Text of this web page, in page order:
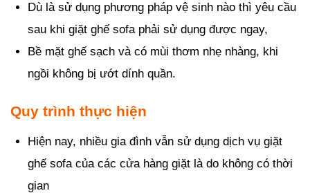
Dù là sử dụng phương pháp vệ sinh nào thì yêu cầu
sau khi giặt ghế sofa phải sử dụng được ngay,
Bề mặt ghế sạch và có mùi thơm nhẹ nhàng, khi
ngồi không bị ướt dính quần.
Quy trình thực hiện
Hiện nay, nhiều gia đình vẫn sử dụng dịch vụ giặt
ghế sofa của các cửa hàng giặt là do không có thời
gian